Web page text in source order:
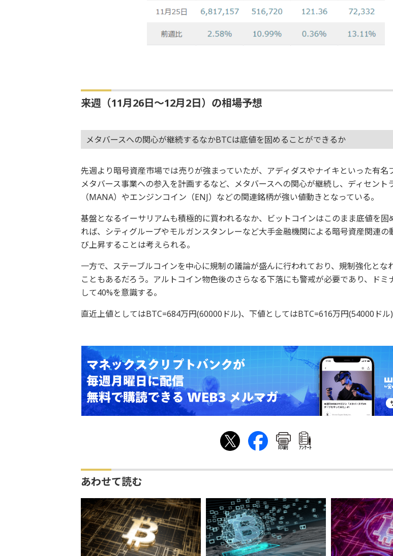
来週（11月26日～12月2日）の相場予想
メタバースへの関心が継続するなかBTCは底値を固めることができるか
先週より暗号資産市場では売りが強まっていたが、アディダスやナイキといった有名
メタバース事業への参入を計画するなど、メタバースへの関心が継続し、ディセント
（MANA）やエンジンコイン（ENJ）などの関連銘柄が強い値動きとなっている。
基盤となるイーサリアムも積極的に買われるなか、ビットコインはこのまま底値を固
れば、シティグループやモルガンスタンレーなど大手金融機関による暗号資産関連の
び上昇することは考えられる。
一方で、ステーブルコインを中心に規制の議論が盛んに行われており、規制強化とな
こともあるだろう。アルトコイン物色後のさらなる下落にも警戒が必要であり、ドミ
して40%を意識する。
直近上値としてはBTC=684万円(60000ドル)、下値としてはBTC=616万円(54000ドル)
印刷 ｱﾝｹｰﾄ
あわせて読む